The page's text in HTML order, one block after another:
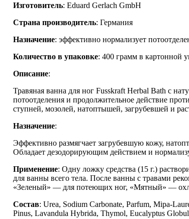
Изготовитель: Eduard Gerlach GmbH
Страна производитель: Германия
Назначение: эффективно нормализует
Количество в упаковке: 400 грамм в картонной
Описание:
Травяная ванна для ног Fusskraft Herbal Bath с
потоотделения и продолжительное действие
ступней, мозолей, натоптышей, загрубевшей и
Назначение:
Эффективно размягчает загрубевшую кожу,
Обладает дезодорирующим действием и
Применение: Одну ложку средства (15 г.)
для ванны всего тела. После ванны с травами
«Зеленый» — для потеющих ног, «Мятный» —
Состав: Urea, Sodium Carbonate, Parfum, Mipa-
Pinus, Lavandula Hybrida, Thymol, Eucalyptus